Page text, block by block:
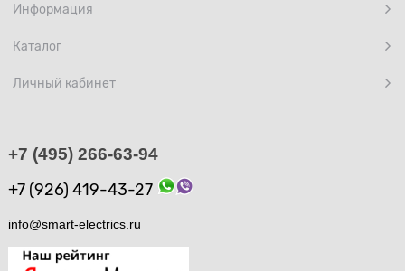
Информация
Каталог
Личный кабинет
+7 (495) 266-63-94
+7 (926) 419-43-27
info@smart-electrics.ru